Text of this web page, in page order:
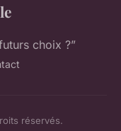
choix ?”
réservés.